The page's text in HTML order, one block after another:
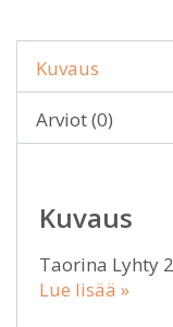
Kuvaus
Arviot (0)
Kuvaus
Taorina Lyhty
Lue lisää »